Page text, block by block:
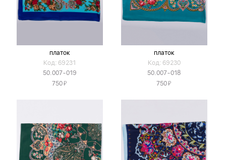
платок
Код: 69231
50.007-019
750Я
платок
Код: 69230
50.007-018
750Я